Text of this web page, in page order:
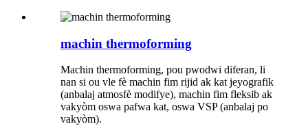
machin thermoforming
Machin thermoforming, pou pwodwi diferan, li
nan si ou vle fè machin fim rijid ak kat jeyografik
(anbalaj atmosfè modifye), machin fim fleksib ak
vakyòm oswa pafwa kat, oswa VSP (anbalaj po
vakyòm).